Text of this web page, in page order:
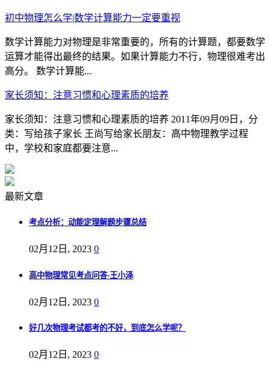
初中物理怎么学|数学计算能力一定要重视
数学计算能力对物理是非常重要的，所有的计算题，都要数学
运算才能得出最终的结果。如果计算能力不行，物理很难考出
高分。 数学计算能...
家长须知：注意习惯和心理素质的培养
家长须知：注意习惯和心理素质的培养 2011年09月09日，分
类：写给孩子家长 王尚写给家长朋友：高中物理教学过程
中，学校和家庭都要注意...
最新文章
考点分析：动能定理解题步骤总结
02月12日, 2023 0
高中物理常见考点问答-王小泽
02月12日, 2023 0
好几次物理考试都考的不好，到底怎么学呢？
02月12日, 2023 0